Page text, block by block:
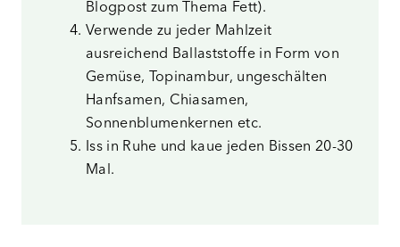
Blogpost zum Thema Fett).
Verwende zu jeder Mahlzeit
ausreichend Ballaststoffe in Form von
Gemüse, Topinambur, ungeschälten
Hanfsamen, Chiasamen,
Sonnenblumenkernen etc.
Iss in Ruhe und kaue jeden Bissen 20-30
Mal.